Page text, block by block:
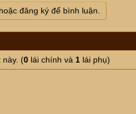
đăng ký để bình luận.
này. (0 lái chính và 1 lái phụ)